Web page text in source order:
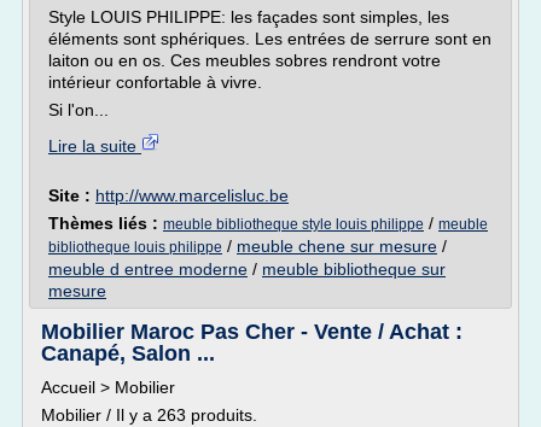
Style LOUIS PHILIPPE: les façades sont simples, les
éléments sont sphériques. Les entrées de serrure sont en
laiton ou en os. Ces meubles sobres rendront votre
intérieur confortable à vivre.
Si l'on...
Lire la suite
Site : http://www.marcelisluc.be
Thèmes liés : meuble bibliotheque style louis philippe / meuble
bibliotheque louis philippe / meuble chene sur mesure /
meuble d entree moderne / meuble bibliotheque sur
mesure
Mobilier Maroc Pas Cher - Vente / Achat :
Canapé, Salon ...
Accueil > Mobilier
Mobilier / Il y a 263 produits.